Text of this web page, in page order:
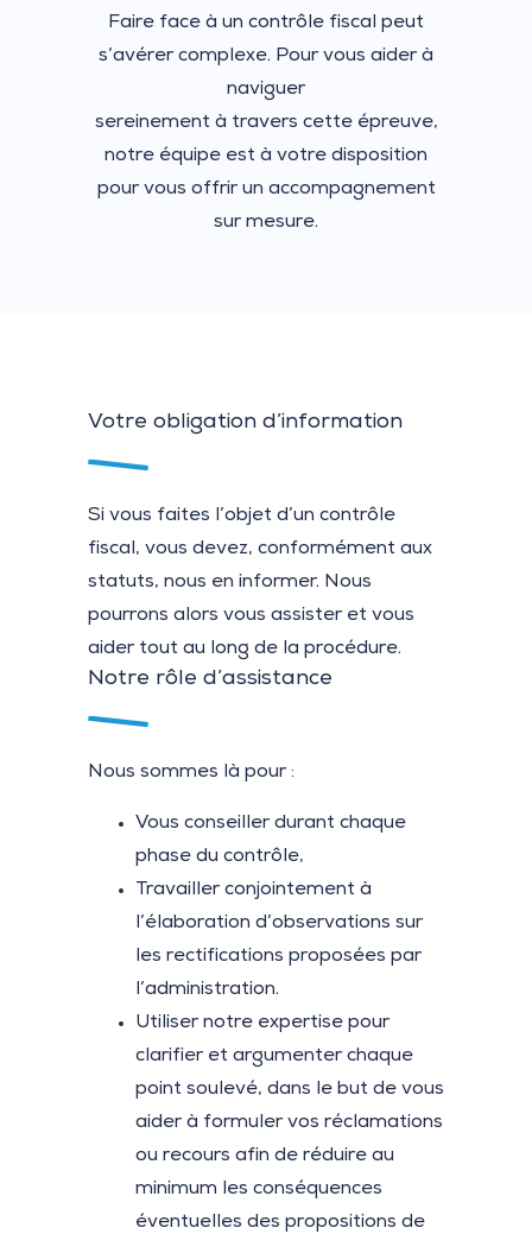
Faire face à un contrôle fiscal peut
s’avérer complexe. Pour vous aider à
naviguer
sereinement à travers cette épreuve,
notre équipe est à votre disposition
pour vous offrir un accompagnement
sur mesure.
Votre obligation d’information
Si vous faites l’objet d’un contrôle
fiscal, vous devez, conformément aux
statuts, nous en informer. Nous
pourrons alors vous assister et vous
aider tout au long de la procédure.
Notre rôle d’assistance
Nous sommes là pour :
Vous conseiller durant chaque
phase du contrôle,
Travailler conjointement à
l’élaboration d’observations sur
les rectifications proposées par
l’administration.
Utiliser notre expertise pour
clarifier et argumenter chaque
point soulevé, dans le but de vous
aider à formuler vos réclamations
ou recours afin de réduire au
minimum les conséquences
éventuelles des propositions de